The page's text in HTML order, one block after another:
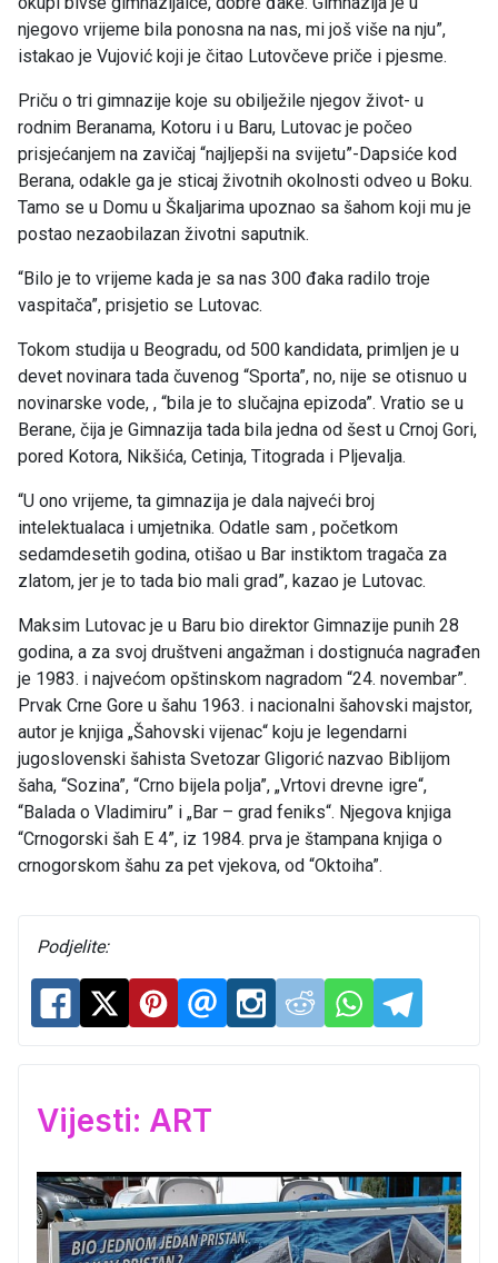
njegovo vrijeme bila ponosna na nas, mi još više na nju”,
istakao je Vujović koji je čitao Lutovčeve priče i pjesme.
Priču o tri gimnazije koje su obilježile njegov život- u
rodnim Beranama, Kotoru i u Baru, Lutovac je počeo
prisjećanjem na zavičaj “najljepši na svijetu”-Dapsiće kod
Berana, odakle ga je sticaj životnih okolnosti odveo u Boku.
Tamo se u Domu u Škaljarima upoznao sa šahom koji mu je
postao nezaobilazan životni saputnik.
“Bilo je to vrijeme kada je sa nas 300 đaka radilo troje
vaspitača”, prisjetio se Lutovac.
Tokom studija u Beogradu, od 500 kandidata, primljen je u
devet novinara tada čuvenog “Sporta”, no, nije se otisnuo u
novinarske vode, , “bila je to slučajna epizoda”. Vratio se u
Berane, čija je Gimnazija tada bila jedna od šest u Crnoj Gori,
pored Kotora, Nikšića, Cetinja, Titograda i Pljevalja.
“U ono vrijeme, ta gimnazija je dala najveći broj
intelektualaca i umjetnika. Odatle sam , početkom
sedamdesetih godina, otišao u Bar instiktom tragača za
zlatom, jer je to tada bio mali grad”, kazao je Lutovac.
Maksim Lutovac je u Baru bio direktor Gimnazije punih 28
godina, a za svoj društveni angažman i dostignuća nagrađen
je 1983. i najvećom opštinskom nagradom “24. novembar”.
Prvak Crne Gore u šahu 1963. i nacionalni šahovski majstor,
autor je knjiga „Šahovski vijenac“ koju je legendarni
jugoslovenski šahista Svetozar Gligorić nazvao Biblijom
šaha, “Sozina”, “Crno bijela polja”, „Vrtovi drevne igre“,
“Balada o Vladimiru” i „Bar – grad feniks“. Njegova knjiga
“Crnogorski šah E 4”, iz 1984. prva je štampana knjiga o
crnogorskom šahu za pet vjekova, od “Oktoiha”.
Podjelite:
Vijesti: ART